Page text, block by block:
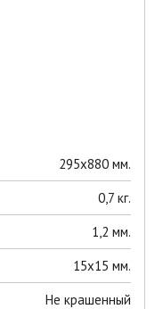
295х880 мм.
0,7 кг.
1,2 мм.
15х15 мм.
Не крашенный